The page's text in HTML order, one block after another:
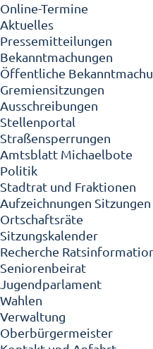
Online-Termine
Aktuelles
Pressemitteilungen
Bekanntmachungen
Öffentliche
Gremiensitzungen
Ausschreibungen
Stellenportal
Straßensperrungen
Amtsblatt Michaelbote
Politik
Stadtrat und Fraktionen
Aufzeichnungen Sitzungen
Ortschaftsräte
Sitzungskalender
Recherche
Seniorenbeirat
Jugendparlament
Wahlen
Verwaltung
Oberbürgermeister